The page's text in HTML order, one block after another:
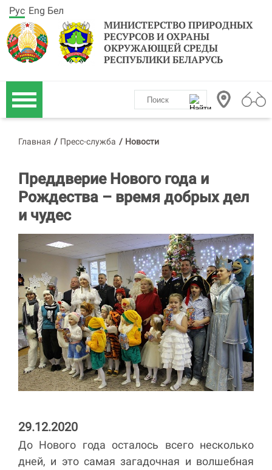
МИНИСТЕРСТВО ПРИРОДНЫХ
РЕСУРСОВ И ОХРАНЫ
ОКРУЖАЮЩЕЙ СРЕДЫ
РЕСПУБЛИКИ БЕЛАРУСЬ
Рус Eng Бел
Главная / Пресс-служба / Новости
Преддверие Нового года и
Рождества – время добрых дел
и чудес
29.12.2020
До Нового года осталось всего несколько
дней, и это самая загадочная и волшебная